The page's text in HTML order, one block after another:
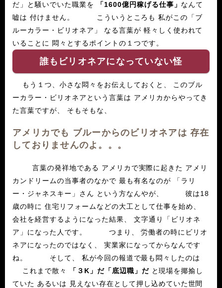
だ」と騒いでいた職業を 「1600億円稼げる仕事」 なんて
嘘は 付けません。 こういうところも 私がこの「ブ
ルーカラー・ビリオネア」 なる言葉が 軽々しく使われて
誰もビリオネアになっていない怪
ーカラー・ビリオネアという言葉は アメリカからやってき
アメリカでも ブルーからのビリオネアは 存在
しておりませんのよ。。。
カンドリームの当事者のなかで 最も有名なのが 「ラリ
ー・ジャネスキー」さん という方なんやが、 彼は18
歳の時に 住宅リフォームなどの大工として仕事を始め、
会社を経営するようになった結果、 文字通り「ビリオネ
ア」になった人です。 つまり、 労働者の時にビリオ
ネアになったのではなく、 実業家になってからなんです
ね。 そして、 私が今回の報道で最も悶々したのは
これまで散々
「３K」だ「底辺職」だと現場を揶揄し
ていた あるいは 見えない存在として押し込めていた世間